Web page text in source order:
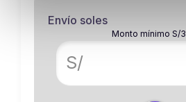
Envío soles
Monto mínimo S/
S/